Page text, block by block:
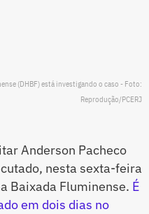
(DHBF) está investigando o caso - Foto:
Reprodução/PCERJ
Anderson Pacheco
nesta sexta-feira
Baixada Fluminense. É
em dois dias no